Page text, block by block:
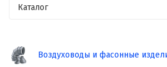
Каталог
Воздуховоды и фасонные